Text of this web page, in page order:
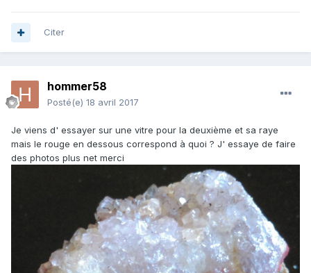
Citer
hommer58
Posté(e) 18 avril 2017
Je viens d' essayer sur une vitre pour la deuxième et sa raye
mais le rouge en dessous correspond à quoi ? J' essaye de faire
des photos plus net merci